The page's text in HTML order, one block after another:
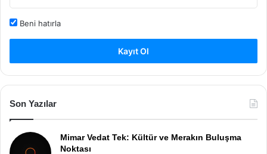
Beni hatırla
Kayıt Ol
Son Yazılar
Mimar Vedat Tek: Kültür ve Merakın Buluşma
Noktası